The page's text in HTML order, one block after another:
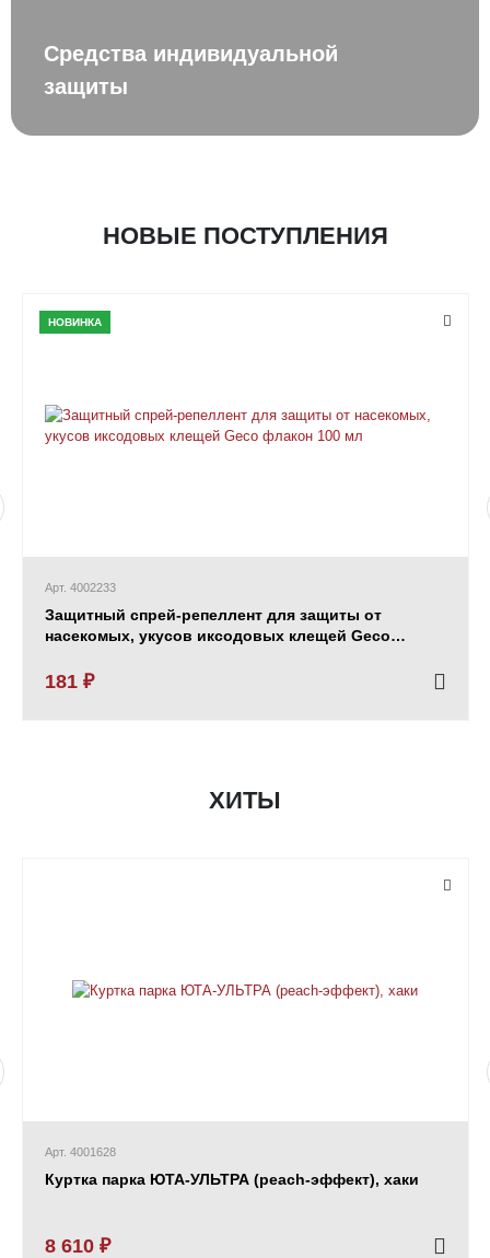
Средства индивидуальной
защиты
НОВЫЕ ПОСТУПЛЕНИЯ
НОВИНКА
Арт. 4002233
Защитный спрей-репеллент для защиты от
насекомых, укусов иксодовых клещей Geco
181 ₽
ХИТЫ
Арт. 4001628
Куртка парка ЮТА-УЛЬТРА (peach-эффект), хаки
8 610 ₽